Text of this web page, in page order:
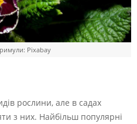
Pixabay
рослини, але в садах
з них. Найбільш популярні